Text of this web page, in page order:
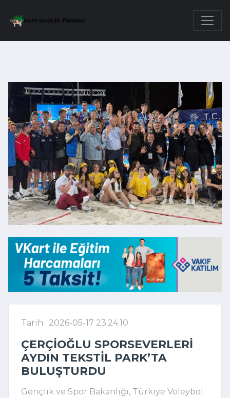
Tarih : 2026-05-17 23:24:10
ÇERÇIOĞLU SPORSEVERLERI
AYDIN TEKSTIL PARK’TA
BULUŞTURDU
Gençlik ve Spor Bakanlığı, Türkiye Voleybol